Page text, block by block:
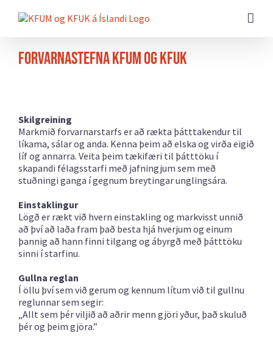
beint
síðunnarForvarnastefna KFUM og KFUK
Skilgreining
Markmið forvarnarstarfs er að rækta þátttakendur til
líkama, sálar og anda. Kenna þeim að elska og virða eigið
líf og annarra. Veita þeim tækifæri til þátttöku í
skapandi félagsstarfi með jafningjum sem með
stuðningi ganga í gegnum breytingar unglingsára.
Einstaklingur
Lögð er rækt við hvern einstakling og markvisst unnið
að því að laða fram það besta hjá hverjum og einum
þannig að hann finni tilgang og ábyrgð með þátttöku
sinni í starfinu.
Gullna reglan
Í öllu því sem við gerum og kennum lítum við til gullnu
reglunnar sem segir:
„Allt sem þér viljið að aðrir menn gjöri yður, það skuluð
þér og þeim gjöra.”